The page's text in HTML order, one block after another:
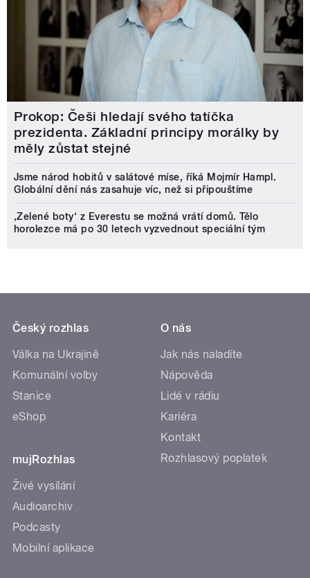
Prokop: Češi hledají svého tatíčka
prezidenta. Základní principy morálky by
měly zůstat stejné
Jsme národ hobitů v salátové míse, říká Mojmír Hampl.
Globální dění nás zasahuje víc, než si připouštíme
‚Zelené boty‘ z Everestu se možná vrátí domů. Tělo
horolezce má po 30 letech vyzvednout speciální tým
Český rozhlas
Válka na Ukrajině
Komunální volby
Stanice
eShop
mujRozhlas
Živé vysílání
Audioarchiv
Podcasty
Mobilní aplikace
O nás
Jak nás naladíte
Nápověda
Lidé v rádiu
Kariéra
Kontakt
Rozhlasový poplatek